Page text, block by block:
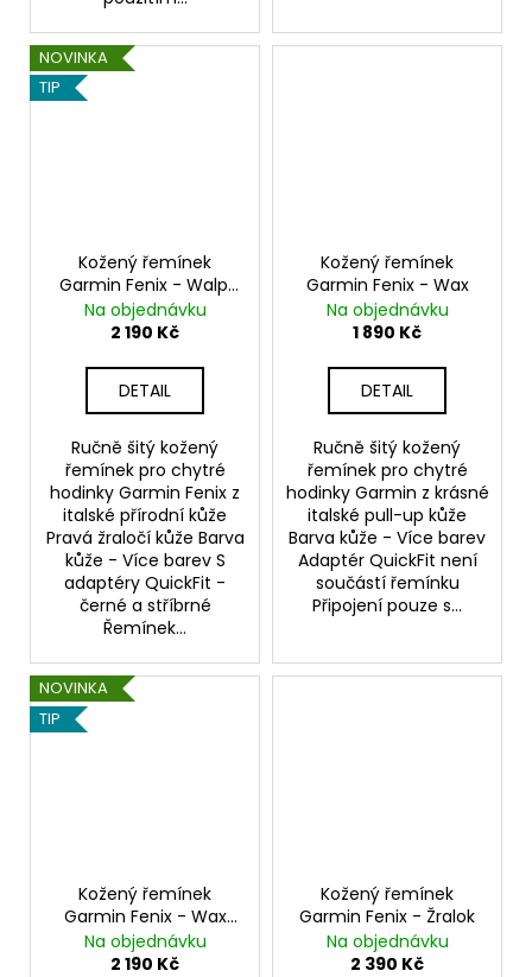
NOVINKA
TIP
Kožený řemínek
Garmin Fenix - Walpi
QuickFit
Na objednávku
2 190 Kč
DETAIL
Ručně šitý kožený
řemínek pro chytré
hodinky Garmin Fenix z
italské přírodní kůže
Pravá žraločí kůže Barva
kůže - Více barev S
adaptéry QuickFit -
černé a stříbrné
Řemínek...
Kožený řemínek
Garmin Fenix - Wax
Na objednávku
1 890 Kč
DETAIL
Ručně šitý kožený
řemínek pro chytré
hodinky Garmin z krásné
italské pull-up kůže
Barva kůže - Více barev
Adaptér QuickFit není
součástí řemínku
Připojení pouze s...
NOVINKA
TIP
Kožený řemínek
Garmin Fenix - Wax
QuickFit
Na objednávku
2 190 Kč
Kožený řemínek
Garmin Fenix - Žralok
Na objednávku
2 390 Kč